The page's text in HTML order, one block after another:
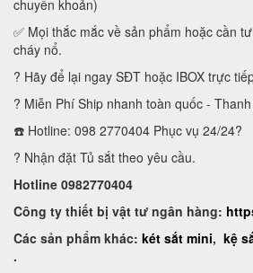
chuyển khoản)
✅ Mọi thắc mắc về sản phẩm hoặc cần
cháy nổ.
? Hãy để lại ngay SĐT hoặc IBOX trực
? Miễn Phí Ship nhanh toàn quốc -
☎️ Hotline: 098 2770404 Phục vụ 24/24?
? Nhận đặt Tủ sắt theo yêu cầu.
Hotline 0982770404
Công ty thiết bị vật tư ngân hàng:
Các sản phẩm khác: két sắt mini, kệ
.